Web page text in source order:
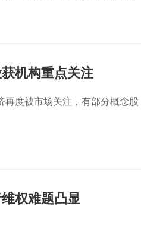
判败诉。
机构重点关注
再度被市场关注，有部分概念股
权难题凸显